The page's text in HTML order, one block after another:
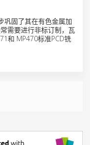
巩固了其在有色金属加
需要进行非标订制，瓦
和 MP470标准PCD铣